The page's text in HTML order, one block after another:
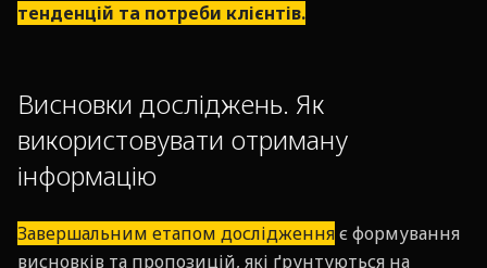
тенденцій та потреби клієнтів.
Висновки досліджень. Як
використовувати отриману
інформацію
Завершальним етапом дослідженняє формування
висновків та пропозицій, які ґрунтуються на